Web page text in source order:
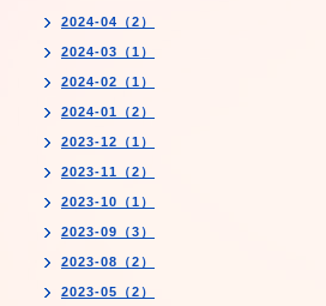
2024-04（2）
2024-03（1）
2024-02（1）
2024-01（2）
2023-12（1）
2023-11（2）
2023-10（1）
2023-09（3）
2023-08（2）
2023-05（2）